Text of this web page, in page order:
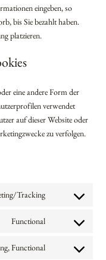
eingeben, so
bis Sie bezahlt haben.
platzieren.
eine andere Form der
verwendet
auf dieser Website oder
zu verfolgen.
Tracking
Consent
Functional
Consent
Functional
Consent